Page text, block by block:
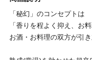
「秘幻」のコンセプトは
「香りを程よく抑え、お
お酒・お料理の双方が引